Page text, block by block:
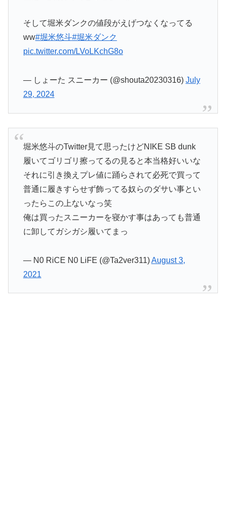
そして堀米ダンクの値段がえげつなくなってる
ww#堀米悠斗#堀米ダンク
pic.twitter.com/LVoLKchG8o
— しょーた スニーカー (@shouta20230316) July
29, 2024
堀米悠斗のTwitter見て思ったけどNIKE SB dunk
履いてゴリゴリ擦ってるの見ると本当格好いいな
それに引き換えプレ値に踊らされて必死で買って
普通に履きすらせず飾ってる奴らのダサい事とい
ったらこの上ないなっ笑
俺は買ったスニーカーを寝かす事はあっても普通
に卸してガシガシ履いてまっ
— N0 RiCE N0 LiFE (@Ta2ver311)August 3,
2021